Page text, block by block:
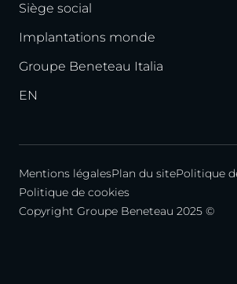
Siège social
Implantations monde
Groupe Beneteau Italia
EN
Mentions légalesPlan du sitePolitique
Politique de cookies
Copyright Groupe Beneteau 2025 ©